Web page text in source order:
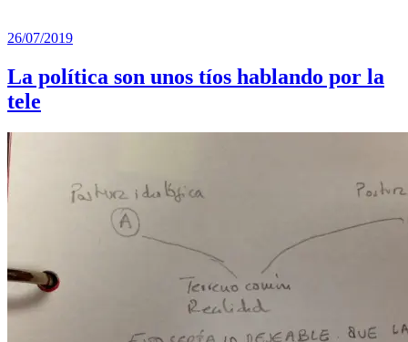
26/07/2019
La política son unos tíos hablando por la
tele